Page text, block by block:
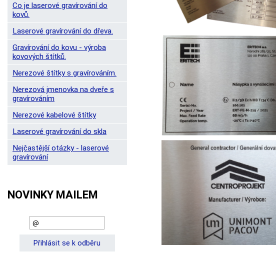
Co je laserové gravírování do
kovů.
Laserové gravírování do dřeva.
Gravírování do kovu - výroba
kovových štítků.
Nerezové štítky s gravírováním.
Nerezová jmenovka na dveře s
gravírováním
Nerezové kabelové štítky
Laserové gravírování do skla
Nejčastější otázky - laserové
gravírování
NOVINKY MAILEM